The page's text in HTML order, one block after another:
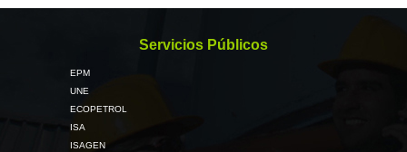
Servicios Públicos
EPM
UNE
ECOPETROL
ISA
ISAGEN